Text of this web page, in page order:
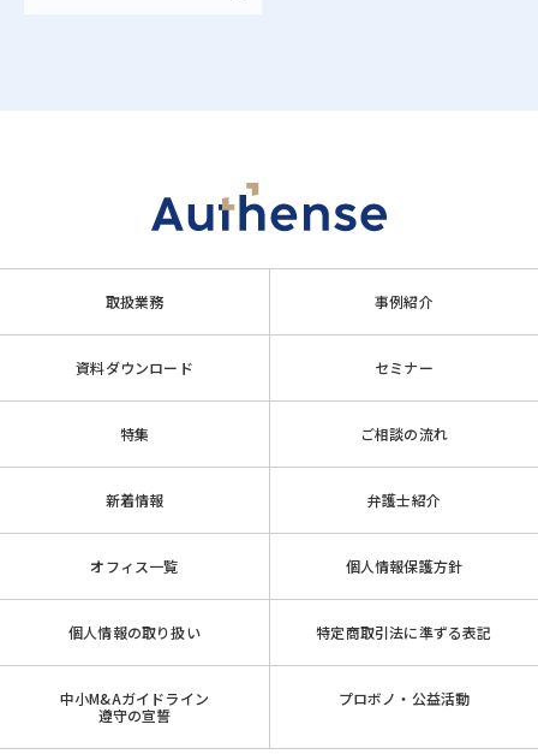
取扱業務 事例紹介
資料ダウンロード セミナー
特集 ご相談の流れ
新着情報 弁護士紹介
オフィス一覧 個人情報保護方針
個人情報の取り扱い 特定商取引法に準ずる表記
中小M&Aガイドライン
遵守の宣誓
プロボノ・公益活動